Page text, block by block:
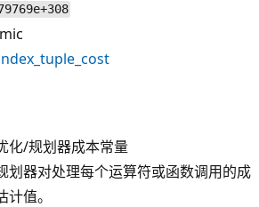
化/规划器成本常量
划器对处理每个运算符或函数调用的成
计值。